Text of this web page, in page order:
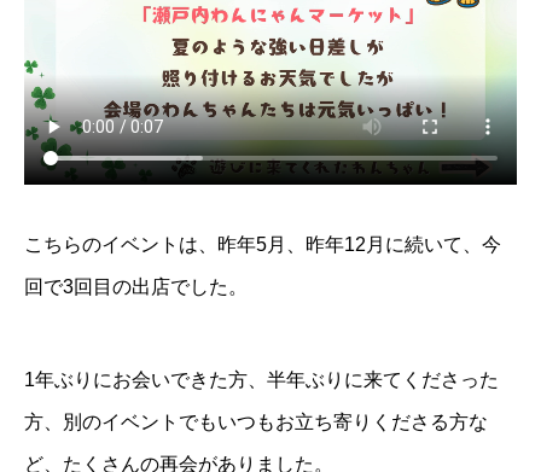
こちらのイベントは、昨年5月、昨年12月に続いて、今
回で3回目の出店でした。
1年ぶりにお会いできた方、半年ぶりに来てくださった
方、別のイベントでもいつもお立ち寄りくださる方な
ど、たくさんの再会がありました。